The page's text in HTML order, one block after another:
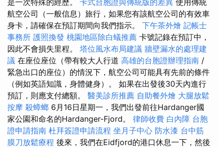
航空公司（一般信息）旅行，如果您有該航空公司的有效車
身卡，請確保在預訂期間向我們指示。 下午茶外燴 記帳士
事務所 護照換發 桃園地區除白蟻推薦 卡號記錄在預訂中，
因此不會損失里程。 塔位風水布局建議 牆壁漏水的處理建
議 在座位座位（帶有較大人行道 高雄的台胞證辦理指南 /
緊急出口的座位）的情況下，航空公司可能具有先前的條件
（例如英語知識，身體健身）。 如果在出發後30天內進行
預訂，則應支付總額。 醫美診所推薦 自助餐外燴 大腿放鬆
按摩 殺蟑螂 6月16日星期一，我們出發前往Hardanger國
家公園和命名的Hardanger-Fjord。 律師收費 白內障 台胞
證申請指南 杜拜簽證申請流程 坐月子中心 防水漆 台中筋
膜刀放鬆療程 後來，我們在Eidfjord的港口休息一下，然後